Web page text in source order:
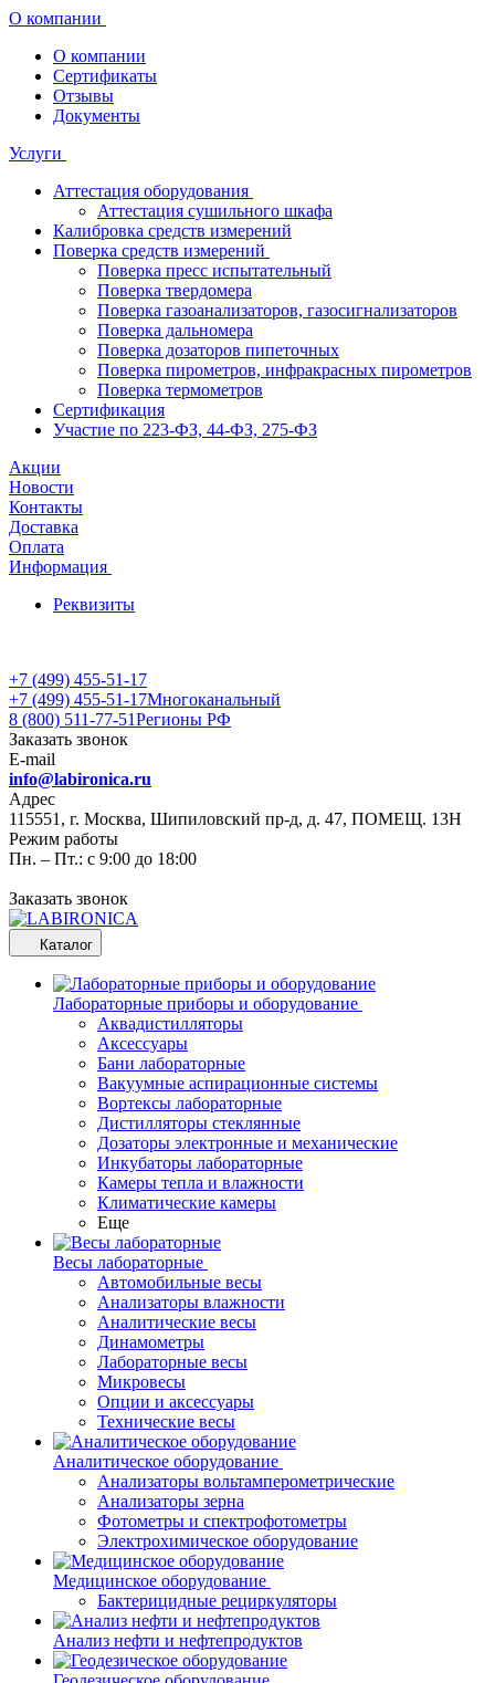
О компании
О компании
Сертификаты
Отзывы
Документы
Услуги
Аттестация оборудования
Аттестация сушильного шкафа
Калибровка средств измерений
Поверка средств измерений
Поверка пресс испытательный
Поверка твердомера
Поверка газоанализаторов, газосигнализаторов
Поверка дальномера
Поверка дозаторов пипеточных
Поверка пирометров, инфракрасных пирометров
Поверка термометров
Сертификация
Участие по 223-ФЗ, 44-ФЗ, 275-ФЗ
Акции
Новости
Контакты
Доставка
Оплата
Информация
Реквизиты
+7 (499) 455-51-17
+7 (499) 455-51-17Многоканальный
8 (800) 511-77-51Регионы РФ
Заказать звонок
E-mail
info@labironica.ru
Адрес
115551, г. Москва, Шипиловский пр-д, д. 47, ПОМЕЩ. 13Н
Режим работы
Пн. – Пт.: с 9:00 до 18:00
Заказать звонок
Каталог
Лабораторные приборы и оборудование
Аквадистилляторы
Аксессуары
Бани лабораторные
Вакуумные аспирационные системы
Вортексы лабораторные
Дистилляторы стеклянные
Дозаторы электронные и механические
Инкубаторы лабораторные
Камеры тепла и влажности
Климатические камеры
Еще
Весы лабораторные
Автомобильные весы
Анализаторы влажности
Аналитические весы
Динамометры
Лабораторные весы
Микровесы
Опции и аксессуары
Технические весы
Аналитическое оборудование
Анализаторы вольтамперометрические
Анализаторы зерна
Фотометры и спектрофотометры
Электрохимическое оборудование
Медицинское оборудование
Бактерицидные рециркуляторы
Анализ нефти и нефтепродуктов